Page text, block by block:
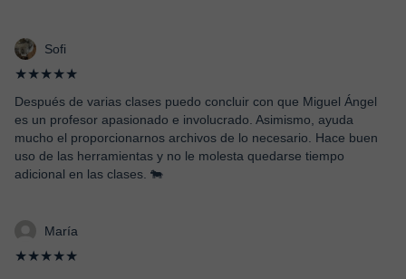
Sofi
★★★★★
Después de varias clases puedo concluir con que Miguel Ángel
es un profesor apasionado e involucrado. Asimismo, ayuda
mucho el proporcionarnos archivos de lo necesario. Hace buen
uso de las herramientas y no le molesta quedarse tiempo
adicional en las clases. 🐄
María
★★★★★